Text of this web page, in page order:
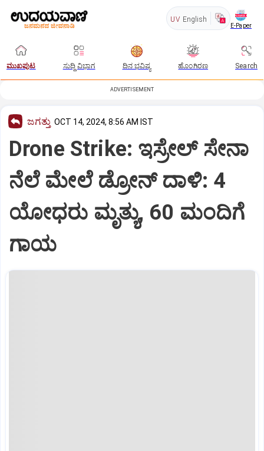
UV English
E-Paper
ಮುಖಪುಟ ಸುದ್ದಿ ವಿಭಾಗ ದಿನ ಭವಿಷ್ಯ ಹೊಂಗಿರಣ Search
ADVERTISEMENT
ಜಗತ್ತು OCT 14, 2024, 8:56 AM IST
Drone Strike: ಇಸ್ರೇಲ್ ಸೇನಾ
ನೆಲೆ ಮೇಲೆ ಡ್ರೋನ್ ದಾಳಿ: 4
ಯೋಧರು ಮೃತ್ಯು, 60 ಮಂದಿಗೆ
ಗಾಯ